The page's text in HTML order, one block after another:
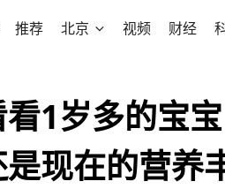
推荐 北京 视频 财经
1岁多的宝
现在的营养